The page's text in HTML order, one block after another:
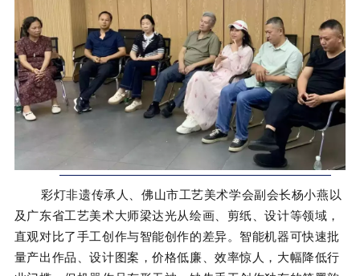
彩灯非遗传承人、佛山市工艺美术学会副会长杨小燕以
及广东省工艺美术大师梁达光从绘画、剪纸、设计等领域，
直观对比了手工创作与智能创作的差异。智能机器可快速批
量产出作品、设计图案，价格低廉、效率惊人，大幅降低行